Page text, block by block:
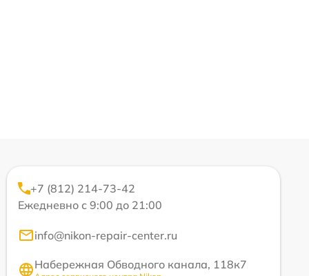
+7 (812) 214-73-42
Ежедневно с 9:00 до 21:00
info@nikon-repair-center.ru
Набережная Обводного канала, 118к7